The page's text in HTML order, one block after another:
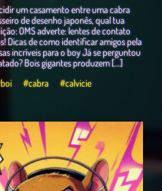
um casamento entre uma cabra
de desenho japonês, qual tua
OMS adverte: lentes de contato
Dicas de como identificar amigos pela
incríveis para o boy Já se perguntou
Bois gigantes produzem […]
#cabra #calvicie